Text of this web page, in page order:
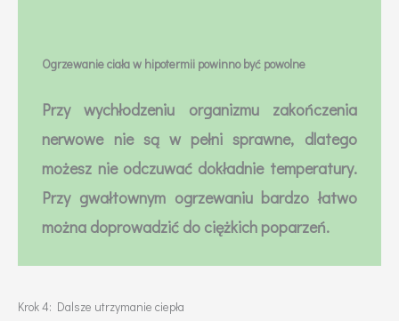
Ogrzewanie ciała w hipotermii powinno być powolne
Przy wychłodzeniu organizmu zakończenia
nerwowe nie są w pełni sprawne, dlatego
możesz nie odczuwać dokładnie temperatury.
Przy gwałtownym ogrzewaniu bardzo łatwo
można doprowadzić do ciężkich poparzeń.
Krok 4: Dalsze utrzymanie ciepła